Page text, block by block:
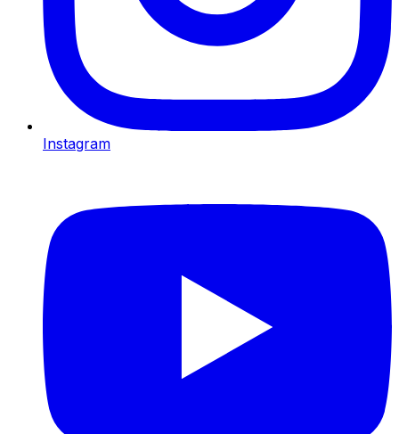
Instagram